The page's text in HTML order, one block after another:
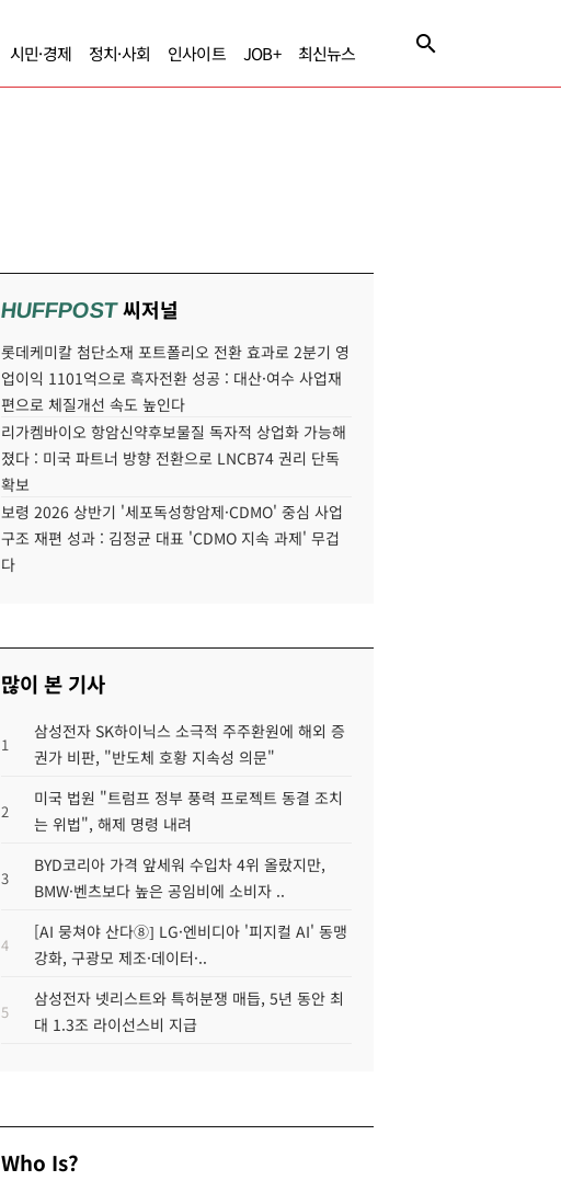
시민·경제 정치·사회 인사이트 JOB+ 최신뉴스
HUFFPOST씨저널
롯데케미칼 첨단소재 포트폴리오 전환 효과로 2분기 영
업이익 1101억으로 흑자전환 성공 : 대산·여수 사업재
편으로 체질개선 속도 높인다
리가켐바이오 항암신약후보물질 독자적 상업화 가능해
졌다 : 미국 파트너 방향 전환으로 LNCB74 권리 단독
확보
보령 2026 상반기 '세포독성항암제·CDMO' 중심 사업
구조 재편 성과 : 김정균 대표 'CDMO 지속 과제' 무겁
다
많이 본 기사
1
삼성전자 SK하이닉스 소극적 주주환원에 해외 증
권가 비판, "반도체 호황 지속성 의문"
2
미국 법원 "트럼프 정부 풍력 프로젝트 동결 조치
는 위법", 해제 명령 내려
3
BYD코리아 가격 앞세워 수입차 4위 올랐지만,
BMW·벤츠보다 높은 공임비에 소비자 ..
4
[AI 뭉쳐야 산다⑧] LG·엔비디아 '피지컬 AI' 동맹
강화, 구광모 제조·데이터·..
5
삼성전자 넷리스트와 특허분쟁 매듭, 5년 동안 최
대 1.3조 라이선스비 지급
Who Is?